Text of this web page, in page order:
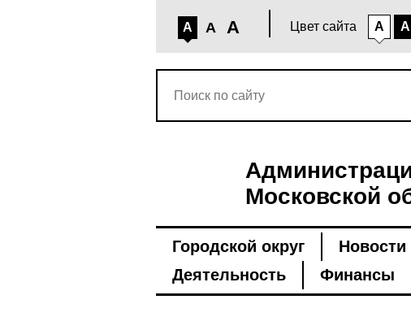
A A A Цвет сайта A A
Московской
Городской округ Новости
Деятельность
Финансы